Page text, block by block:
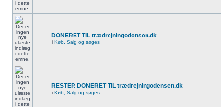
DONERET TIL trædrejningodensen.dk
i Køb, Salg og søges
RESTER DONERET TIL trædrejningodensen.dk
i Køb, Salg og søges